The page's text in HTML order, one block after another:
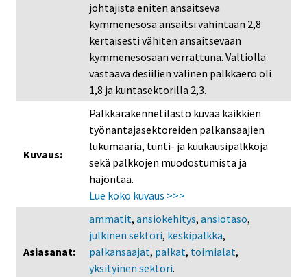
johtajista eniten ansaitseva
kymmenesosa ansaitsi vähintään 2,8
kertaisesti vähiten ansaitsevaan
kymmenesosaan verrattuna. Valtiolla
vastaava desiilien välinen palkkaero oli
1,8 ja kuntasektorilla 2,3.
Kuvaus:
Palkkarakennetilasto kuvaa kaikkien
työnantajasektoreiden palkansaajien
lukumääriä, tunti- ja kuukausipalkkoja
sekä palkkojen muodostumista ja
hajontaa.
Lue koko kuvaus >>>
Asiasanat:
ammatit, ansiokehitys, ansiotaso,
julkinen sektori, keskipalkka,
palkansaajat, palkat, toimialat,
yksityinen sektori.